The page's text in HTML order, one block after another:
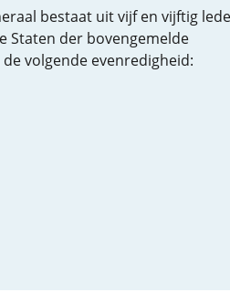
bestaat uit vijf en vijftig
Staten der bovengemelde
volgende evenredigheid: